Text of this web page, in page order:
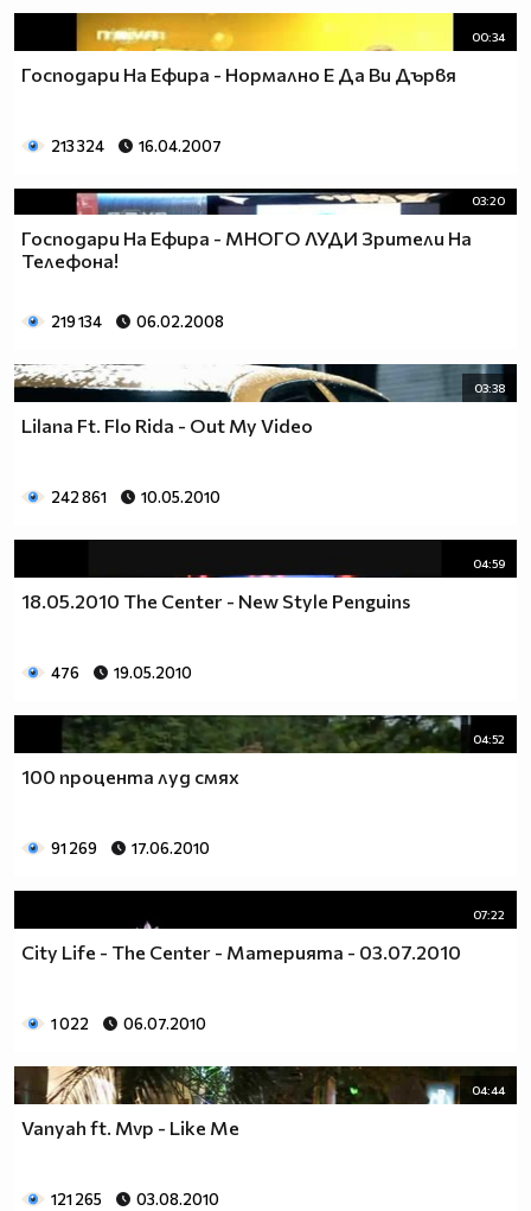
www.csdance.net
00:34
Господари На Ефира - Нормално Е Да Ви Дървя
213 324 16.04.2007
03:20
Господари На Ефира - МНОГО ЛУДИ Зрители На
Teлефона!
219 134 06.02.2008
03:38
Lilana Ft. Flo Rida - Out My Video
242 861 10.05.2010
04:59
18.05.2010 The Center - New Style Penguins
476 19.05.2010
04:52
100 процента луд смях
91 269 17.06.2010
07:22
City Life - The Center - Материята - 03.07.2010
1 022 06.07.2010
04:44
Vanyah ft. Mvp - Like Me
121 265 03.08.2010